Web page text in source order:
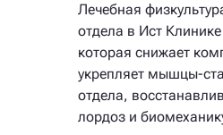
Лечебная
отдела в Ист
которая снижает
укрепляет мышцы-
отдела,
лордоз и